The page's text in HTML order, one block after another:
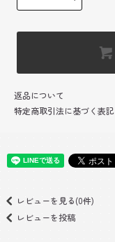
返品について
特定商取引法に基づく表記
レビューを見る(0件)
レビューを投稿